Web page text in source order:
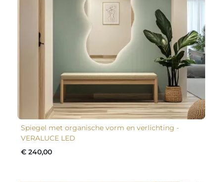
Spiegel met organische vorm en verlichting -
VERALUCE LED
€ 240,00